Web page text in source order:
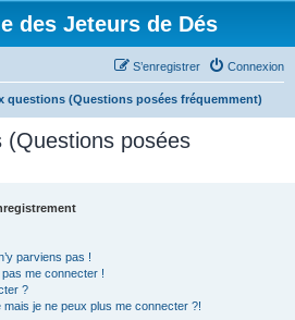
des Jeteurs de Dés
Connexion
S’enregistrer
questions (Questions posées fréquemment)
(Questions posées
parviens pas !
me connecter !
?
je ne peux plus me connecter ?!